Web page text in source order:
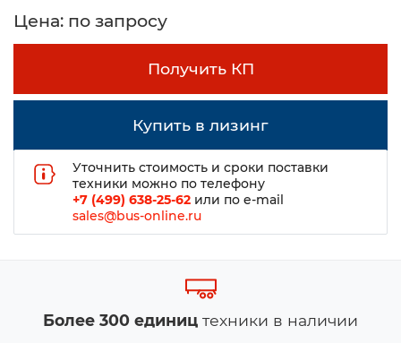
Цена: по запросу
Получить КП
Купить в лизинг
Уточнить стоимость и сроки поставки
техники можно по телефону
+7 (499) 638-25-62 или по e-mail
sales@bus-online.ru
Более 300 единиц техники в наличии